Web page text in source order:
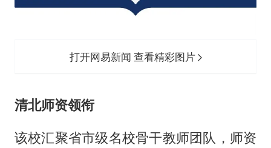
打开网易新闻 查看精彩图片
清北师资领衔
该校汇聚省市级名校骨干教师团队，师资